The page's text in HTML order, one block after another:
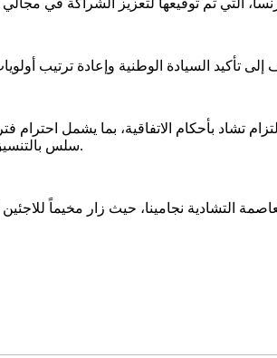
تشاد بأحكام الاتفاقية، بما يشمل احترام
سلس بالتنسيق مع السلطات الفرنسية.